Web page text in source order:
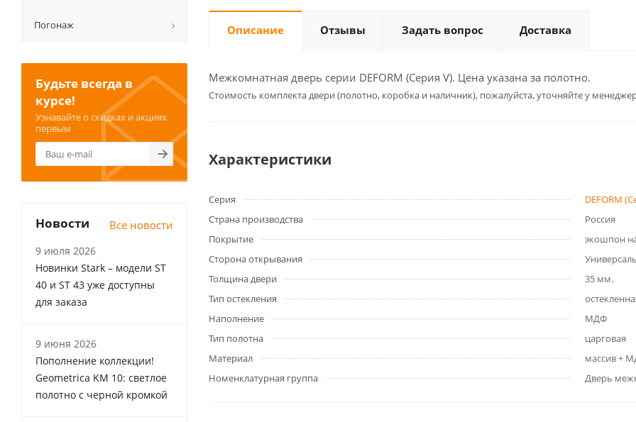
Описание Отзывы Задать вопрос Доставка
Межкомнатная дверь серии DEFORM (Серия V). Цена указана за полотно.
Cтоимость комплекта двери (полотно, коробка и наличник), пожалуйста, уточняйте у
Характеристики
Серия
DEFORM
Страна производства
Россия
Покрытие
экошпон
Сторона открывания
Толщина двери
35 мм.
Тип остекления
Наполнение
МДФ
Тип полотна
царговая
Материал
массив +
Номенклатурная группа
Дверь
Погонаж
Будьте всегда в
курсе!
Узнавайте о скидках и акциях
первым
Новости Все новости
9 июля 2026
Новинки Stark – модели ST
40 и ST 43 уже доступны
для заказа
9 июня 2026
Пополнение коллекции!
Geometrica KM 10: светлое
полотно с черной кромкой